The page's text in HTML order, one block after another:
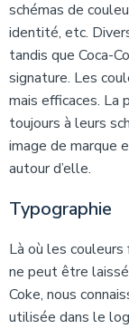
schémas de
identité, etc.
tandis que Coca-
signature. Les
mais efficaces. La
toujours à leurs
image de marque
autour d’elle.
Typographie
Là où les
ne peut être
Coke, nous
utilisée dans le